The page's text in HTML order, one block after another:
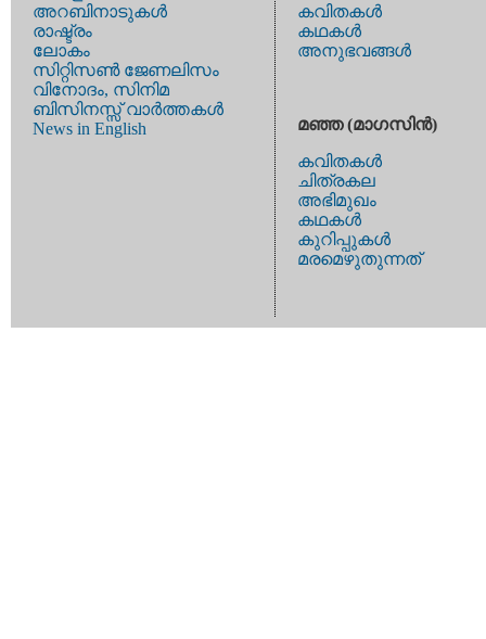
അറബിനാടുകള്‍
രാഷ്ട്രം
ലോകം
സിറ്റിസണ്‍ ജേണലിസം
വിനോദം, സിനിമ
ബിസിനസ്സ് വാര്‍ത്തകള്‍
News in English
കവിതകള്‍
കഥകള്‍
അനുഭവങ്ങള്‍
മഞ്ഞ (മാഗസിന്‍)
കവിതകള്‍
ചിത്രകല
അഭിമുഖം
കഥകള്‍
കുറിപ്പുകള്‍
മരമെഴുതുന്നത്